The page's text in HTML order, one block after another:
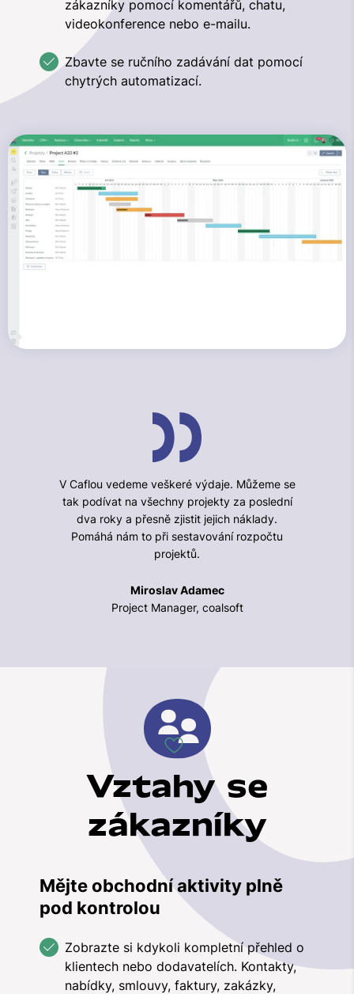
zákazníky pomocí komentářů, chatu,
videokonference nebo e-mailu.
Zbavte se ručního zadávání dat pomocí
chytrých automatizací.
V Caflou vedeme veškeré výdaje. Můžeme se
tak podívat na všechny projekty za poslední
dva roky a přesně zjistit jejich náklady.
Pomáhá nám to při sestavování rozpočtu
projektů.
Miroslav Adamec
Project Manager, coalsoft
Vztahy se
zákazníky
Mějte obchodní aktivity plně
pod kontrolou
Zobrazte si kdykoli kompletní přehled o
klientech nebo dodavatelích. Kontakty,
nabídky, smlouvy, faktury, zakázky,